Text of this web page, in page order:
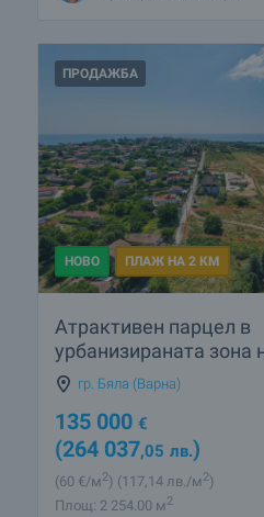
ПРОДАЖБА
НОВО ПЛАЖ НА 2 КМ
Атрактивен парцел в
урбанизираната зона
гр. Бяла (Варна)
135 000 €
(264 037,05 лв.)
(60 €/м2) (117 ,14 лв./м2)
Площ: 2 254.00 м2